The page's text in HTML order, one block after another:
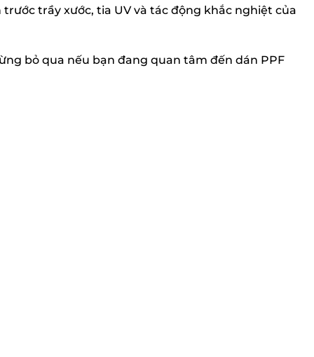
trầy xước, tia UV và tác động khắc nghiệt của
bỏ qua nếu bạn đang quan tâm đến dán PPF